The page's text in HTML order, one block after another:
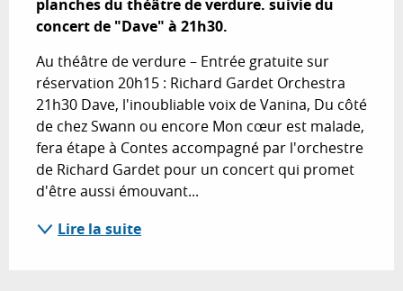
planches du théâtre de verdure. suivie du
concert de "Dave" à 21h30.
Au théâtre de verdure – Entrée gratuite sur
réservation 20h15 : Richard Gardet Orchestra
21h30 Dave, l'inoubliable voix de Vanina, Du côté
de chez Swann ou encore Mon cœur est malade,
fera étape à Contes accompagné par l'orchestre
de Richard Gardet pour un concert qui promet
d'être aussi émouvant...
Lire la suite